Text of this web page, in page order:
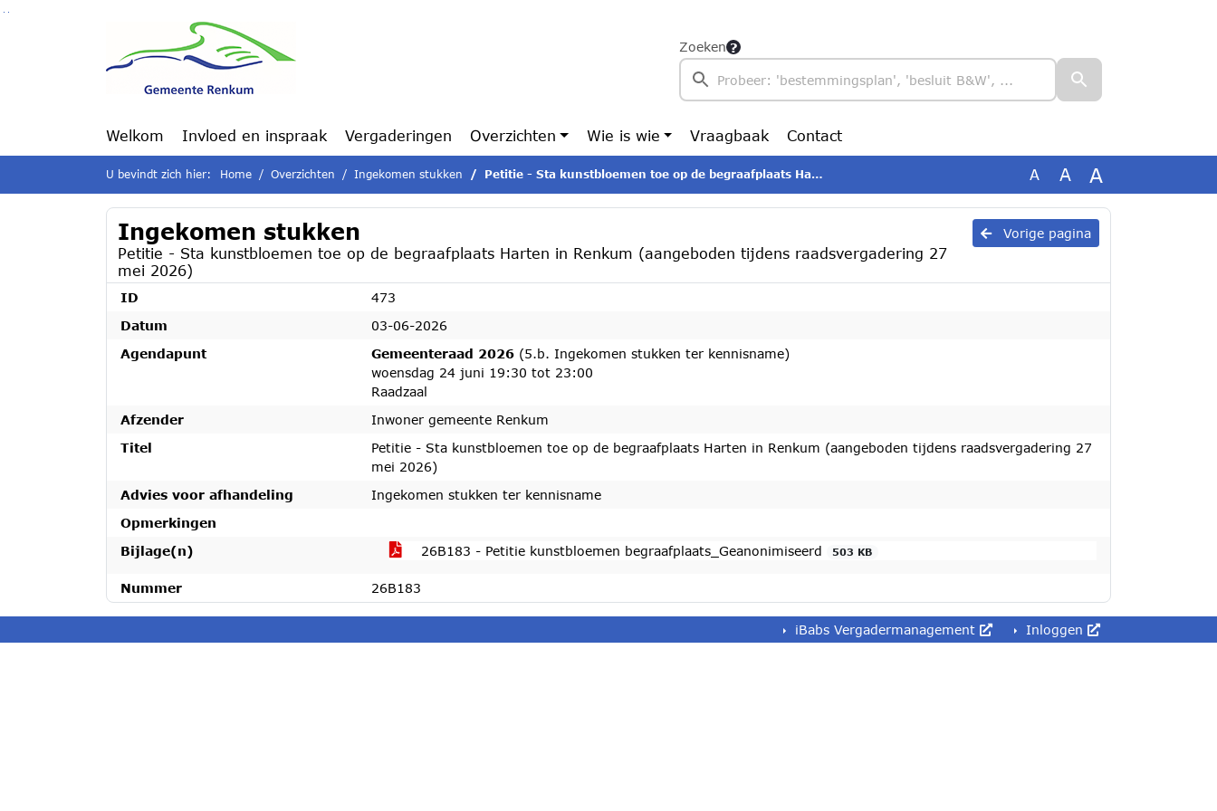
Ga naar de inhoud van deze pagina
Zoeken
Welkom Invloed en inspraak Vergaderingen Overzichten Wie is wie Vraagbaak Contact
U bevindt zich hier: Home Overzichten Ingekomen stukken Petitie - Sta kunstbloemen toe op de begraafplaats Harten in Renkum (aangeboden tijdens raadsvergadering 27 mei 2026) A A A
Vorige pagina
Ingekomen stukken
Petitie - Sta kunstbloemen toe op de begraafplaats Harten in Renkum (aangeboden tijdens raadsvergadering 27
mei 2026)
ID
473
Datum
03-06-2026
Agendapunt
Gemeenteraad 2026 (5.b. Ingekomen stukken ter kennisname)
woensdag 24 juni 19:30 tot 23:00
Raadzaal
Afzender
Inwoner gemeente Renkum
Titel
Petitie - Sta kunstbloemen toe op de begraafplaats Harten in Renkum (aangeboden tijdens raadsvergadering 27
mei 2026)
Advies voor afhandeling
Ingekomen stukken ter kennisname
Opmerkingen
Bijlage(n)
26B183 - Petitie kunstbloemen begraafplaats_Geanonimiseerd 503 KB
Nummer 26B183
iBabs Vergadermanagement Inloggen